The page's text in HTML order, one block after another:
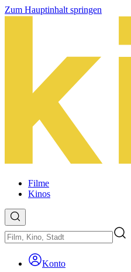
Zum Hauptinhalt springen
Filme
Kinos
Konto